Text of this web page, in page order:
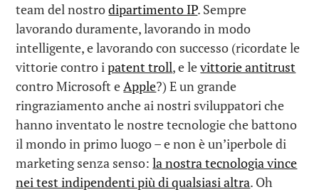
team del nostrodipartimento IP. Sempre
lavorando duramente, lavorando in modo
intelligente, e lavorando con successo (ricordate le
vittorie contro ipatent troll, e levittorie antitrust
contro Microsoft eApple?) E un grande
ringraziamento anche ai nostri sviluppatori che
hanno inventato le nostre tecnologie che battono
il mondo in primo luogo – e non è un’iperbole di
marketing senza senso:la nostra tecnologia vince
nei test indipendenti più di qualsiasi altra. Oh